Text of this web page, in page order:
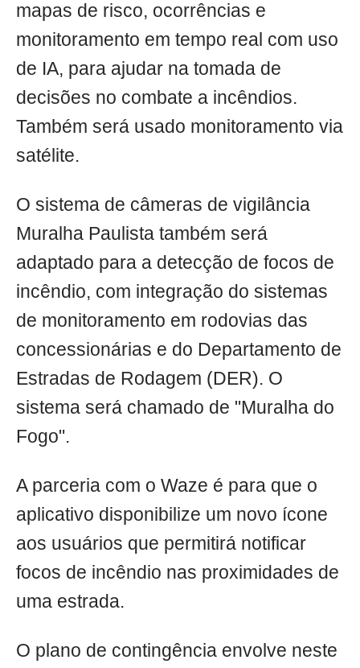
mapas de risco, ocorrências e
monitoramento em tempo real com uso
de IA, para ajudar na tomada de
decisões no combate a incêndios.
Também será usado monitoramento via
satélite.
O sistema de câmeras de vigilância
Muralha Paulista também será
adaptado para a detecção de focos de
incêndio, com integração do sistemas
de monitoramento em rodovias das
concessionárias e do Departamento de
Estradas de Rodagem (DER). O
sistema será chamado de "Muralha do
Fogo".
A parceria com o Waze é para que o
aplicativo disponibilize um novo ícone
aos usuários que permitirá notificar
focos de incêndio nas proximidades de
uma estrada.
O plano de contingência envolve neste